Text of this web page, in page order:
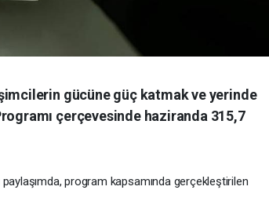
gücüne güç katmak ve yerinde
çerçevesinde haziranda 315,7
program kapsamında gerçekleştirilen